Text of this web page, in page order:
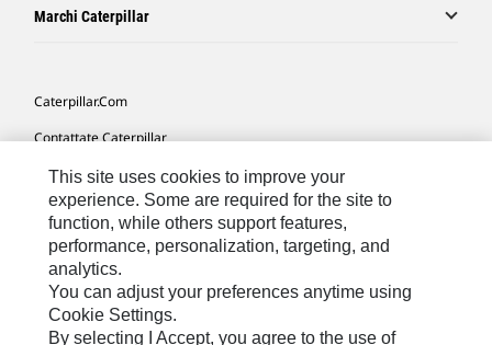
Marchi Caterpillar
Caterpillar.com
Contattate Caterpillar
Le Mie Preferenze Di Marketing
Mappa Del Sito
Cookie Settings
Informazioni Legali
Tutela Della Privacy
This site uses cookies to improve your
experience. Some are required for the site to
function, while others support features,
performance, personalization, targeting, and
analytics.
You can adjust your preferences anytime using
Cookie Settings.
By selecting I Accept, you agree to the use of